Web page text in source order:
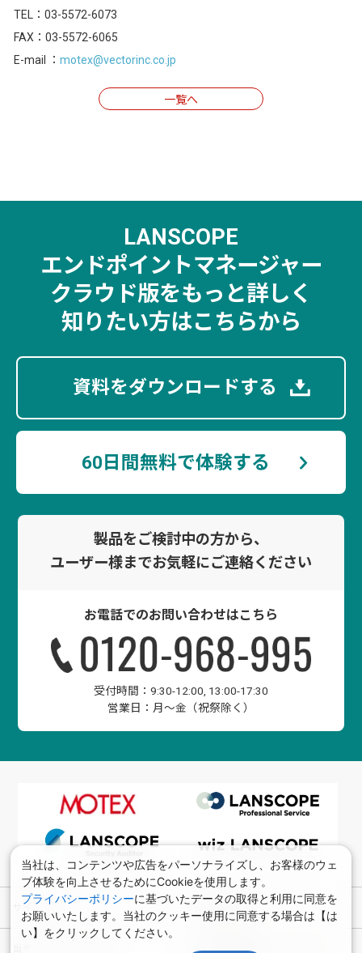
TEL：03-5572-6073
FAX：03-5572-6065
E-mail ：motex@vectorinc.co.jp
一覧へ
LANSCOPE
エンドポイントマネージャー
クラウド版をもっと詳しく
知りたい方はこちらから
資料をダウンロードする
60日間無料で体験する
製品をご検討中の方から、
ユーザー様までお気軽にご連絡ください
お電話でのお問い合わせはこちら
受付時間： 9:30-12:00, 13:00-17:30
営業日： 月〜金（祝祭除く）
サイトマップ 会社概要
個人情報の取扱について
当社は、コンテンツや広告をパーソナライズし、お客様のウェ
ブ体験を向上させるためにCookieを使用します。
プライバシーポリシーに基づいたデータの取得と利用に同意を
お願いいたします。当社のクッキー使用に同意する場合は【は
い】をクリックしてください。